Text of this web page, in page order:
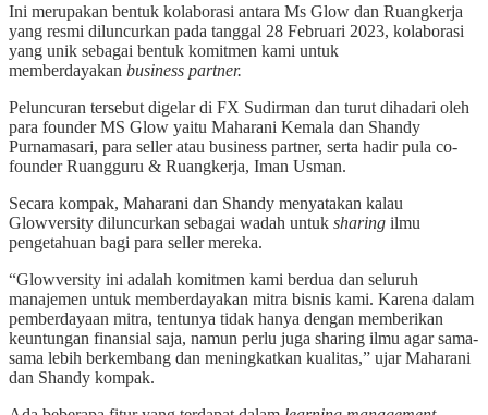
Ini merupakan bentuk kolaborasi antara Ms Glow dan Ruangkerja
yang resmi diluncurkan pada tanggal 28 Februari 2023, kolaborasi
yang unik sebagai bentuk komitmen kami untuk
memberdayakan business partner.
Peluncuran tersebut digelar di FX Sudirman dan turut dihadari oleh
para founder MS Glow yaitu Maharani Kemala dan Shandy
Purnamasari, para seller atau business partner, serta hadir pula co-
founder Ruangguru & Ruangkerja, Iman Usman.
Secara kompak, Maharani dan Shandy menyatakan kalau
Glowversity diluncurkan sebagai wadah untuk sharing ilmu
pengetahuan bagi para seller mereka.
“Glowversity ini adalah komitmen kami berdua dan seluruh
manajemen untuk memberdayakan mitra bisnis kami. Karena dalam
pemberdayaan mitra, tentunya tidak hanya dengan memberikan
keuntungan finansial saja, namun perlu juga sharing ilmu agar sama-
sama lebih berkembang dan meningkatkan kualitas,” ujar Maharani
dan Shandy kompak.